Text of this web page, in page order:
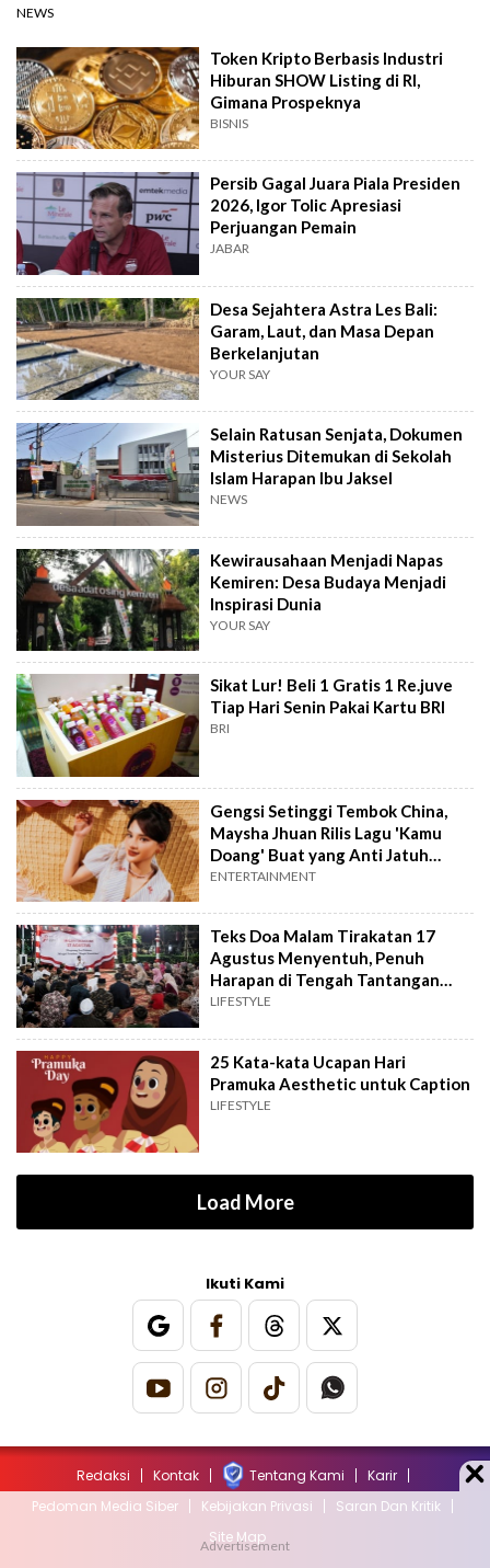
NEWS
Token Kripto Berbasis Industri
Hiburan SHOW Listing di RI,
Gimana Prospeknya
BISNIS
Persib Gagal Juara Piala Presiden
2026, Igor Tolic Apresiasi
Perjuangan Pemain
JABAR
Desa Sejahtera Astra Les Bali:
Garam, Laut, dan Masa Depan
Berkelanjutan
YOUR SAY
Selain Ratusan Senjata, Dokumen
Misterius Ditemukan di Sekolah
Islam Harapan Ibu Jaksel
NEWS
Kewirausahaan Menjadi Napas
Kemiren: Desa Budaya Menjadi
Inspirasi Dunia
YOUR SAY
Sikat Lur! Beli 1 Gratis 1 Re.juve
Tiap Hari Senin Pakai Kartu BRI
BRI
Gengsi Setinggi Tembok China,
Maysha Jhuan Rilis Lagu 'Kamu
Doang' Buat yang Anti Jatuh
Cinta
ENTERTAINMENT
Teks Doa Malam Tirakatan 17
Agustus Menyentuh, Penuh
Harapan di Tengah Tantangan
Bangsa
LIFESTYLE
25 Kata-kata Ucapan Hari
Pramuka Aesthetic untuk Caption
LIFESTYLE
Load More
Ikuti Kami
Redaksi Kontak Tentang Kami
Karir
Pedoman Media Siber
Kebijakan Privasi
Saran Dan Kritik
Site Map